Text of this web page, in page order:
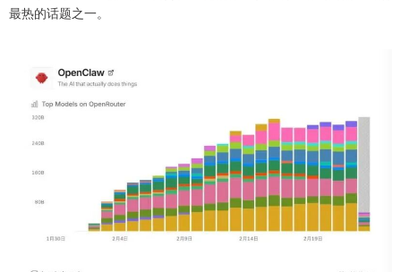
最热的话题之一。